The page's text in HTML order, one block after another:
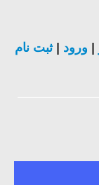
|ثبت نام